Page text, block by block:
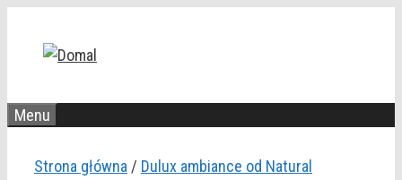
Menu
Strona główna / Dulux ambiance od Natural